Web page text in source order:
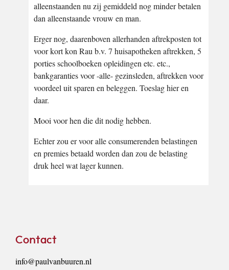
alleenstaanden nu zij gemiddeld nog minder betalen
dan alleenstaande vrouw en man.
Erger nog, daarenboven allerhanden aftrekposten tot
voor kort kon Rau b.v. 7 huisapotheken aftrekken, 5
porties schoolboeken opleidingen etc. etc.,
bankgaranties voor -alle- gezinsleden, aftrekken voor
voordeel uit sparen en beleggen. Toeslag hier en
daar.
Mooi voor hen die dit nodig hebben.
Echter zou er voor alle consumerenden belastingen
en premies betaald worden dan zou de belasting
druk heel wat lager kunnen.
Contact
info@paulvanbuuren.nl